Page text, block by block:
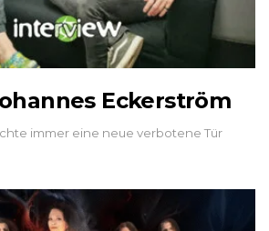
Eckerström
immer eine neue verbotene Tür